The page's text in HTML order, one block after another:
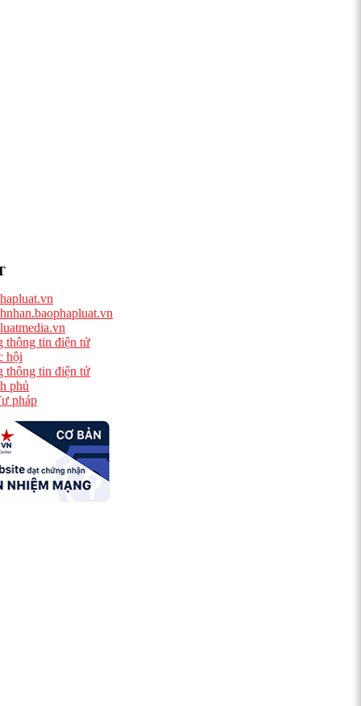
thông tin điện tử
hội
thông tin điện tử
phủ
pháp